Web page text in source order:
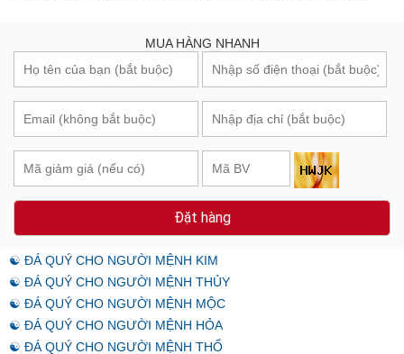
MUA HÀNG NHANH
Đặt hàng
☯ ĐÁ QUÝ CHO NGƯỜI MỆNH KIM
☯ ĐÁ QUÝ CHO NGƯỜI MỆNH THỦY
☯ ĐÁ QUÝ CHO NGƯỜI MỆNH MỘC
☯ ĐÁ QUÝ CHO NGƯỜI MỆNH HỎA
☯ ĐÁ QUÝ CHO NGƯỜI MỆNH THỔ